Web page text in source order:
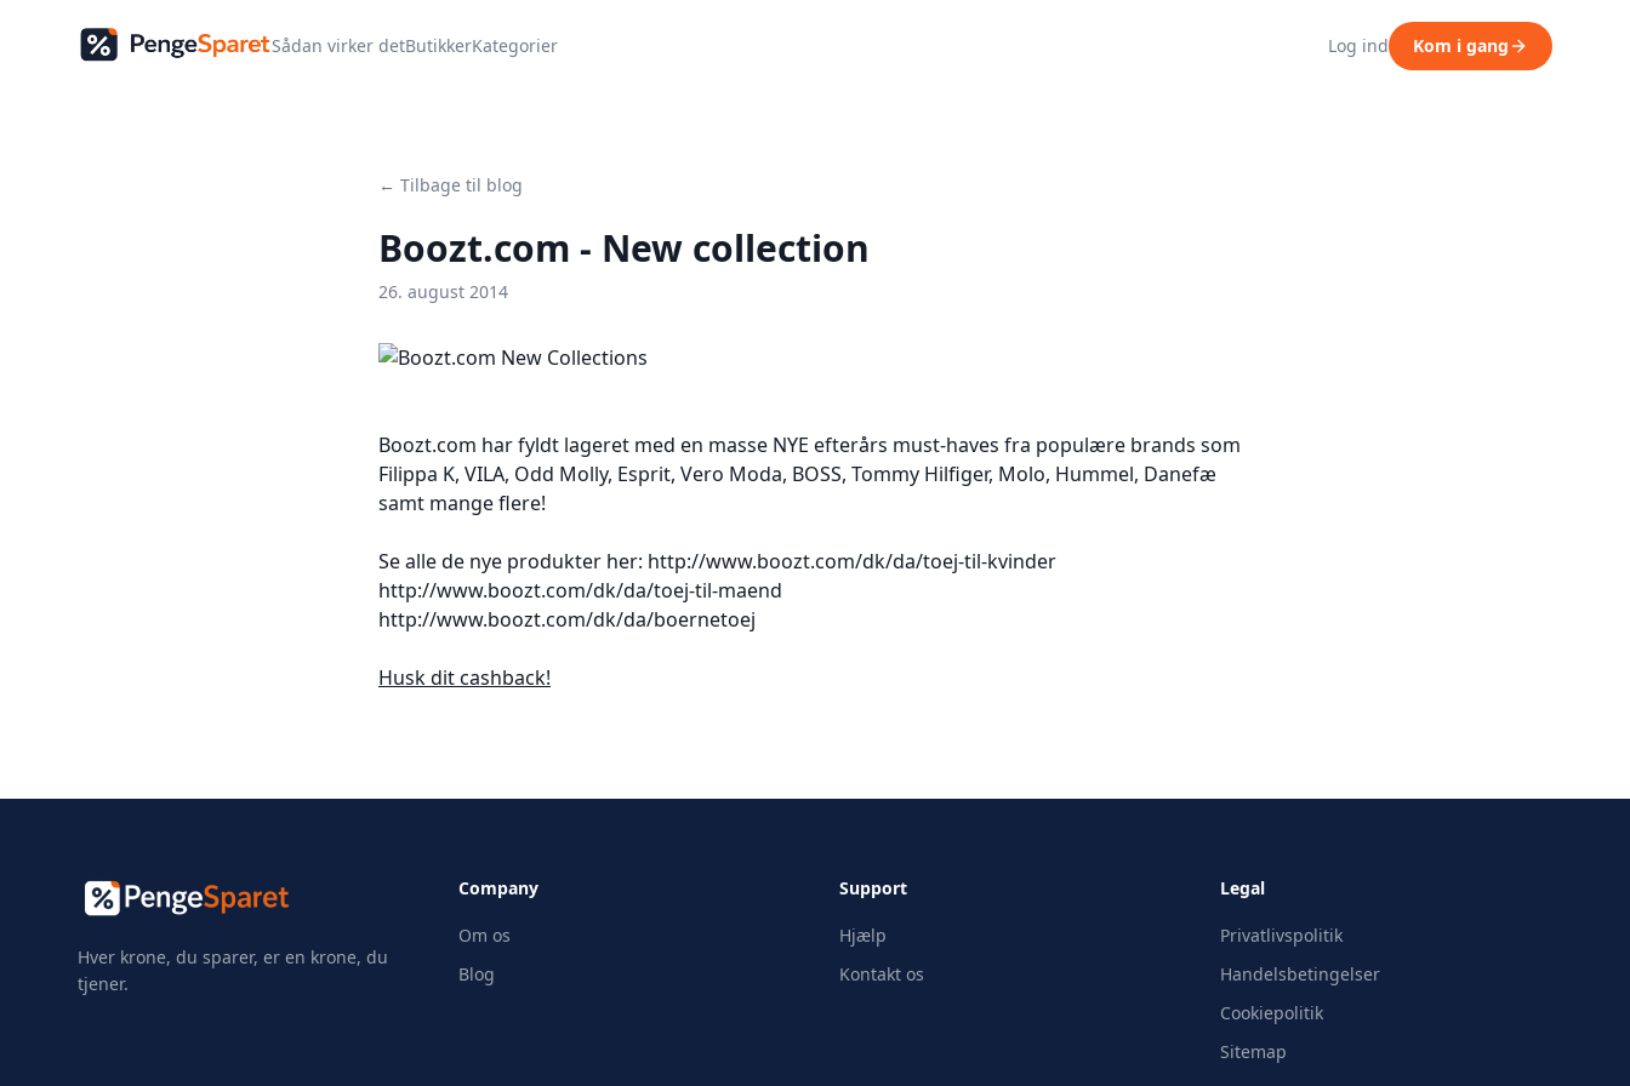
Sådan virker detButikkerKategorier Log ind Kom i gang
← Tilbage til blog
Boozt.com - New collection
26. august 2014
Boozt.com har fyldt lageret med en masse NYE efterårs must-haves fra populære brands som
Filippa K, VILA, Odd Molly, Esprit, Vero Moda, BOSS, Tommy Hilfiger, Molo, Hummel, Danefæ
samt mange flere!
Se alle de nye produkter her: http://www.boozt.com/dk/da/toej-til-kvinder
http://www.boozt.com/dk/da/toej-til-maend
http://www.boozt.com/dk/da/boernetoej
Husk dit cashback!
Hver krone, du sparer, er en krone, du
tjener.
Company
Om os
Blog
Support
Hjælp
Kontakt os
Legal
Privatlivspolitik
Handelsbetingelser
Cookiepolitik
Sitemap